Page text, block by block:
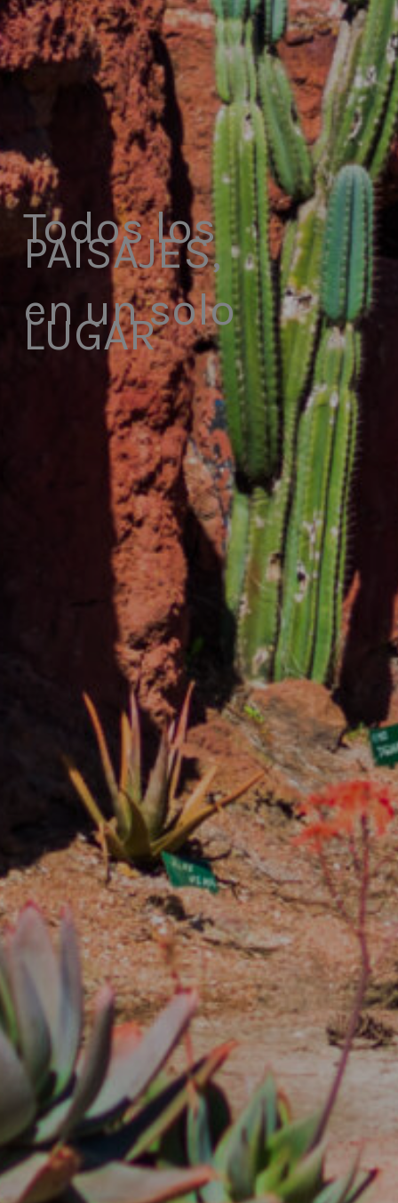
Todos los
PAISAJES,
en un solo
LUGAR